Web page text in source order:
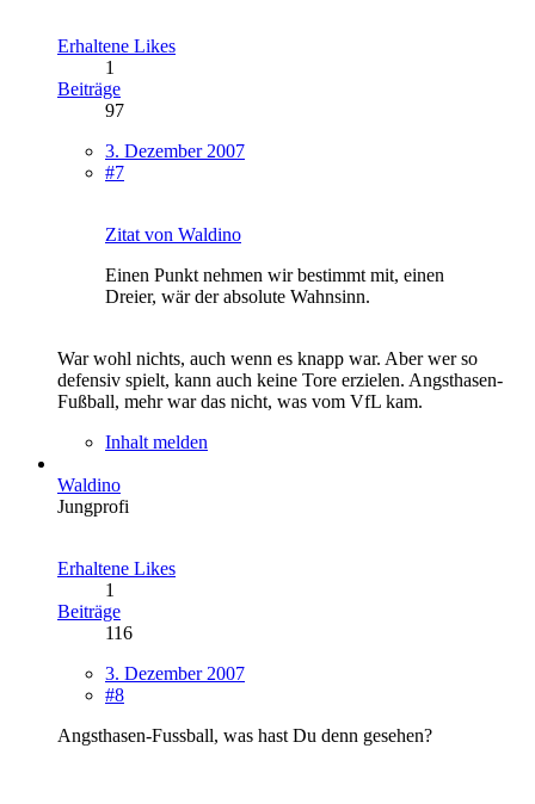
Erhaltene Likes
1
Beiträge
97
3. Dezember 2007
#7
Zitat von Waldino
Einen Punkt nehmen wir bestimmt mit, einen
Dreier, wär der absolute Wahnsinn.
War wohl nichts, auch wenn es knapp war. Aber wer so
defensiv spielt, kann auch keine Tore erzielen. Angsthasen-
Fußball, mehr war das nicht, was vom VfL kam.
Inhalt melden
Waldino
Jungprofi
Erhaltene Likes
1
Beiträge
116
3. Dezember 2007
#8
Angsthasen-Fussball, was hast Du denn gesehen?